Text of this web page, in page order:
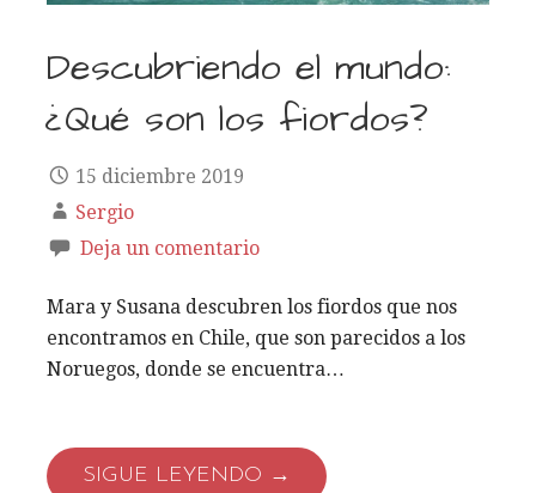
Descubriendo el mundo:
¿Qué son los fiordos?
15 diciembre 2019
Sergio
Deja un comentario
Mara y Susana descubren los fiordos que nos
encontramos en Chile, que son parecidos a los
Noruegos, donde se encuentra…
SIGUE LEYENDO →